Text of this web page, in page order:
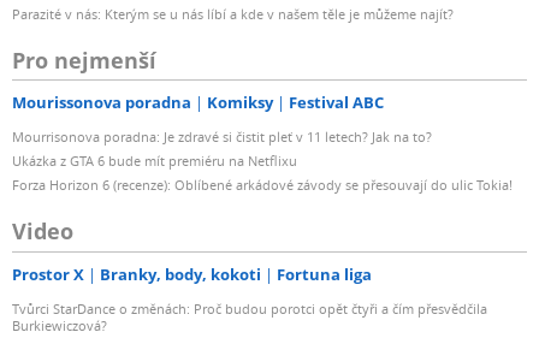
Parazité v nás: Kterým se u nás líbí a kde v našem těle je můžeme najít?
Pro nejmenší
Mourissonova poradna Komiksy Festival ABC
Mourrisonova poradna: Je zdravé si čistit pleť v 11 letech? Jak na to?
Ukázka z GTA 6 bude mít premiéru na Netflixu
Forza Horizon 6 (recenze): Oblíbené arkádové závody se přesouvají do ulic Tokia!
Video
Prostor X Branky, body, kokoti Fortuna liga
Tvůrci StarDance o změnách: Proč budou porotci opět čtyři a čím přesvědčila
Burkiewiczová?